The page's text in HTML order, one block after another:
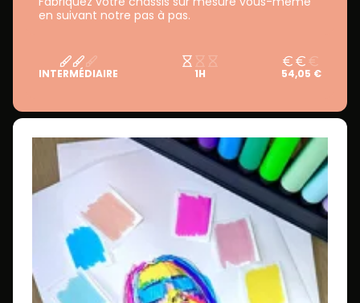
en suivant notre pas à pas.
INTERMÉDIAIRE 1H 54,05 €